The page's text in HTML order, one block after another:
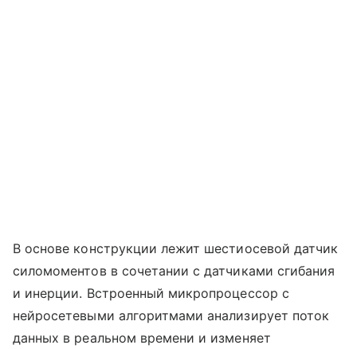
В основе конструкции лежит шестиосевой датчик
силомоментов в сочетании с датчиками сгибания
и инерции. Встроенный микропроцессор с
нейросетевыми алгоритмами анализирует поток
данных в реальном времени и изменяет